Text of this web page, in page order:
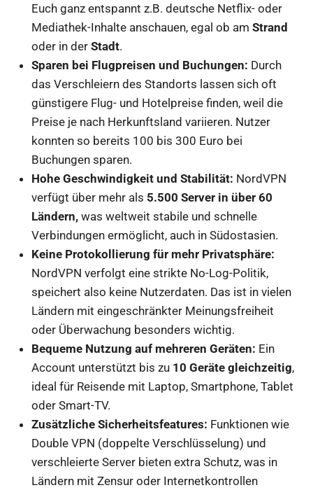
Euch ganz entspannt z.B. deutsche Netflix- oder
Mediathek-Inhalte anschauen, egal ob amStrand
oder in derStadt.
Sparen bei Flugpreisen und Buchungen: Durch
das Verschleiern des Standorts lassen sich oft
günstigere Flug- und Hotelpreise finden, weil die
Preise je nach Herkunftsland variieren. Nutzer
konnten so bereits 100 bis 300 Euro bei
Buchungen sparen.
Hohe Geschwindigkeit und Stabilität: NordVPN
verfügt über mehr als 5.500 Server in über 60
Ländern, was weltweit stabile und schnelle
Verbindungen ermöglicht, auch in Südostasien.
Keine Protokollierung für mehr Privatsphäre:
NordVPN verfolgt eine strikte No-Log-Politik,
speichert also keine Nutzerdaten. Das ist in vielen
Ländern mit eingeschränkter Meinungsfreiheit
oder Überwachung besonders wichtig.
Bequeme Nutzung auf mehreren Geräten: Ein
Account unterstützt bis zu 10 Geräte gleichzeitig,
ideal für Reisende mit Laptop, Smartphone, Tablet
oder Smart-TV.
Zusätzliche Sicherheitsfeatures: Funktionen wie
Double VPN (doppelte Verschlüsselung) und
verschleierte Server bieten extra Schutz, was in
Ländern mit Zensur oder Internetkontrollen